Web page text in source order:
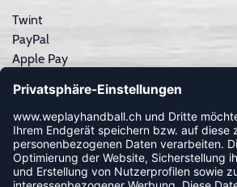
Twint
PayPal
Apple Pay
Kreditkarte
Rechnungskauf
NEWSLETTER